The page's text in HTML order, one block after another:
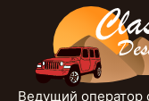
Ведущий оператор